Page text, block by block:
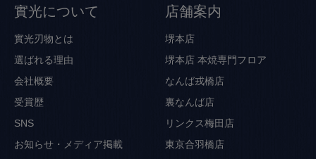
實光について
實光刃物とは
選ばれる理由
会社概要
受賞歴
SNS
お知らせ・メディア掲載
店舗案内
堺本店
堺本店 本焼専門フロア
なんば戎橋店
裏なんば店
リンクス梅田店
東京合羽橋店